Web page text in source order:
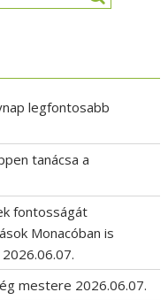
legfontosabb
tanácsa a
fontosságát
Monacóban is
2026.06.07.
mestere 2026.06.07.